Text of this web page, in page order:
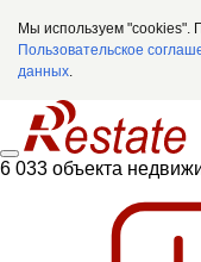
Мы используем "cookies".
Пользовательское
данных.
6 033 объекта